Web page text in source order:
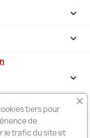



keyboard_arrow_down
réseau de
tiers pour
de
le trafic du site et